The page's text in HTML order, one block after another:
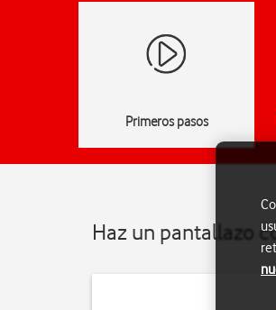
Primeros pasos
Haz un pantallazo